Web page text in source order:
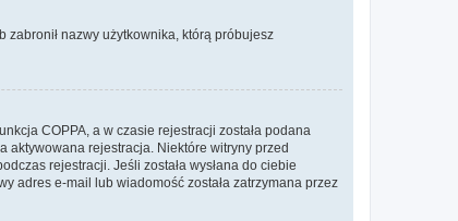
zabronił nazwy użytkownika, którą próbujesz
COPPA, a w czasie rejestracji została podana
aktywowana rejestracja. Niektóre witryny przed
rejestracji. Jeśli została wysłana do ciebie
adres e-mail lub wiadomość została zatrzymana przez